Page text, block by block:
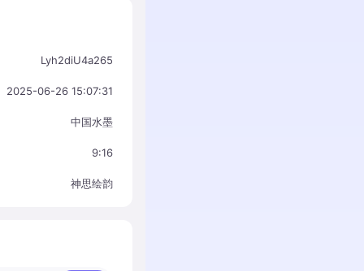
Lyh2diU4a265
2025-06-26 15:07:31
中国水墨
9:16
神思绘韵